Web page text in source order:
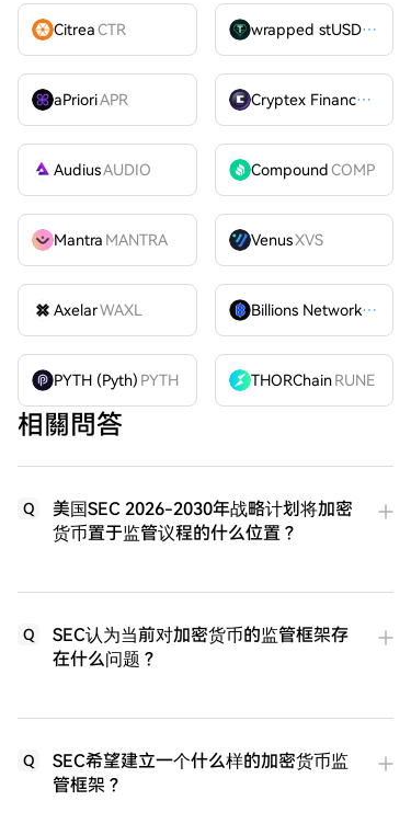
CitreaCTR wrapped stUSDT
aPrioriAPR Cryptex FinanceCTX
AudiusAUDIO CompoundCOMP
Mantra MANTRA VenusXVS
AxelarWAXL Billions Network
BILL
PYTH (Pyth) PYTH THORChain RUNE
相關問答
Q
美国SEC 2026-2030年战略计划将加密
货币置于监管议程的什么位置？
Q
SEC认为当前对加密货币的监管框架存
在什么问题？
Q
SEC希望建立一个什么样的加密货币监
管框架？